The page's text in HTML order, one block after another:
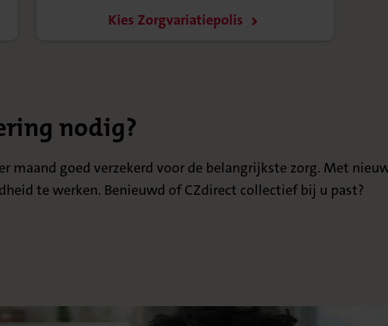
Kies Zorgvariatiepolis
nodig?
maand goed verzekerd voor de belangrijkste zorg. Met
te werken. Benieuwd of CZdirect collectief bij u past?